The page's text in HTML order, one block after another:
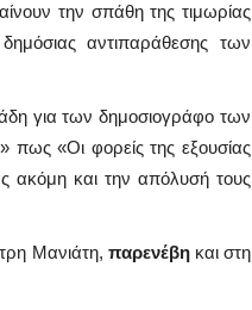
την σπάθη της τιμωρίας
αντιπαράθεσης των
για των δημοσιογράφο των
πως «Οι φορείς της εξουσίας
ακόμη και την απόλυσή τους
Μανιάτη, παρενέβηκαι στη